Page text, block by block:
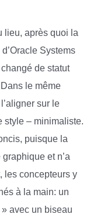
lieu, après quoi la
Systems
de statut
le même
sur le
style – minimaliste.
puisque la
et n’a
les concepteurs y
à la main: un
avec un biseau